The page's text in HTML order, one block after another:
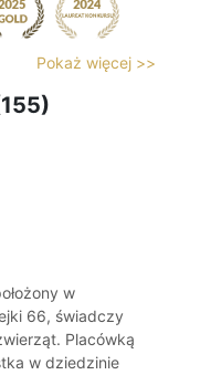
Pokaż więcej >>
w
66, świadczy
Placówką
w dziedzinie